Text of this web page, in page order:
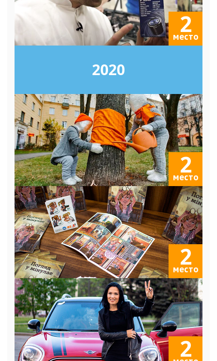
2
место
2020
2
место
2
место
2